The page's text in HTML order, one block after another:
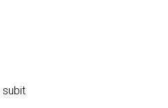
subit